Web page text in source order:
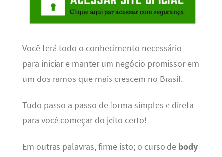
Você terá todo o conhecimento necessário
para iniciar e manter um negócio promissor em
um dos ramos que mais crescem no Brasil.
Tudo passo a passo de forma simples e direta
para você começar do jeito certo!
Em outras palavras, firme isto; o curso de body